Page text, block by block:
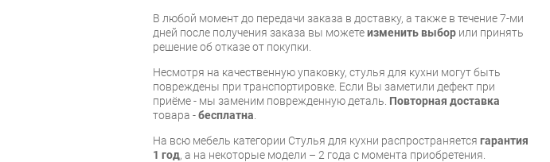
В любой момент до передачи заказа в доставку, а также в течение 7-ми
дней после получения заказа вы можетеизменить выбор или принять
решение об отказе от покупки.
Несмотря на качественную упаковку, стулья для кухни могут быть
повреждены при транспортировке. Если Вы заметили дефект при
приёме - мы заменим поврежденную деталь. Повторная доставка
товара -бесплатна
На всю мебель категории Стулья для кухни распространяется гарантия
1 год, а на некоторые модели – 2 года с момента приобретения.